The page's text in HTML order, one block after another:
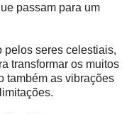
passam para um
pelos seres celestiais,
transformar os muitos
também as vibrações